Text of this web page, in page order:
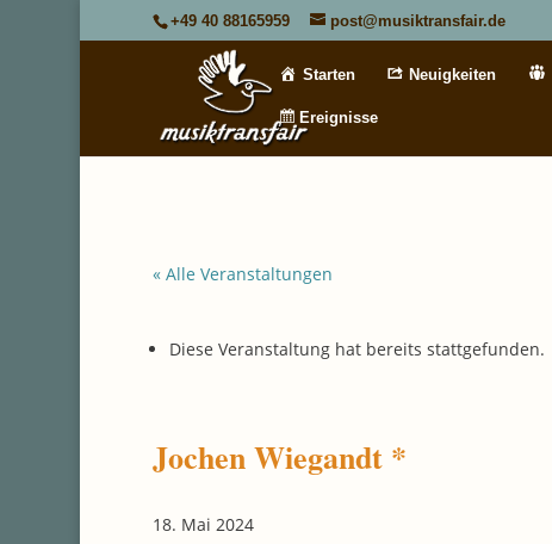
+49 40 88165959 post@musiktransfair.de
Starten Neuigkeiten
Ereignisse
« Alle Veranstaltungen
Diese Veranstaltung hat bereits stattgefunden.
Jochen Wiegandt *
18. Mai 2024